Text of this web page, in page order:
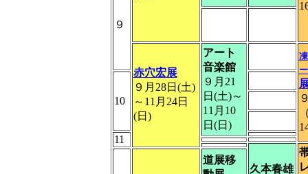
９
赤穴宏展
９月28日(土)
～11月24日
(日)
アート
音楽館
９月21
日(土)～
11月10
日(日)
10
11
久本春雄
道展移